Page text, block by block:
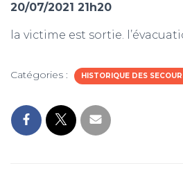
20/07/2021 21h20
la victime est sortie.
Catégories : HISTORIQUE DES